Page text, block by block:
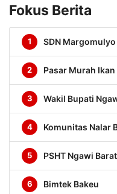
Fokus Berita
1 SDN
2 Pasar Murah
3 Wakil Bupati
4 Komunitas Nalar
5 PSHT Ngawi Barat
6 Bimtek Bakeu